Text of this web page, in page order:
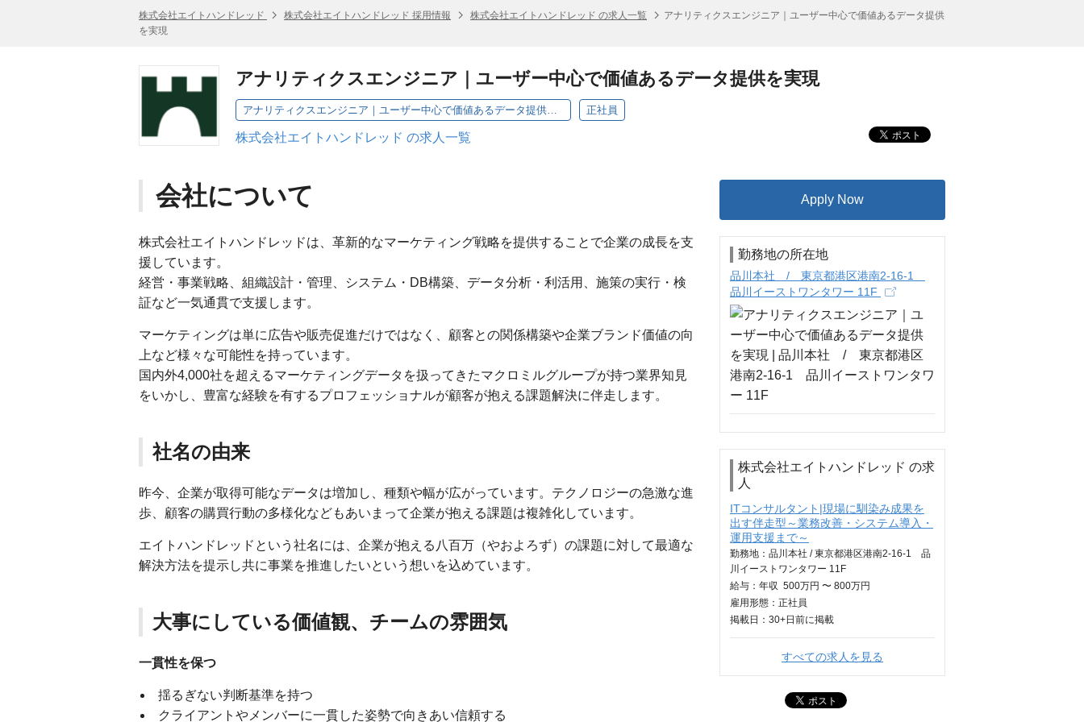
株式会社エイトハンドレッド 株式会社エイトハンドレッド 採用情報 株式会社エイトハンドレッド の求人一覧
アナリティクスエンジニア｜ユーザー中心で価値あるデータ提供
を実現
アナリティクスエンジニア｜ユーザー中心で価値あるデータ提供を実現
アナリティクスエンジニア｜ユーザー中心で価値あるデータ提供を実現 正社員
株式会社エイトハンドレッド の求人一覧
会社について
株式会社エイトハンドレッドは、革新的なマーケティング戦略を提供することで企業の成長を支
援しています。
経営・事業戦略、組織設計・管理、システム・DB構築、データ分析・利活用、施策の実行・検
証など一気通貫で支援します。
マーケティングは単に広告や販売促進だけではなく、顧客との関係構築や企業ブランド価値の向
上など様々な可能性を持っています。
国内外4,000社を超えるマーケティングデータを扱ってきたマクロミルグループが持つ業界知見
をいかし、豊富な経験を有するプロフェッショナルが顧客が抱える課題解決に伴走します。
社名の由来
昨今、企業が取得可能なデータは増加し、種類や幅が広がっています。テクノロジーの急激な進
歩、顧客の購買行動の多様化などもあいまって企業が抱える課題は複雑化しています。
エイトハンドレッドという社名には、企業が抱える八百万（やおよろず）の課題に対して最適な
解決方法を提示し共に事業を推進したいという想いを込めています。
大事にしている価値観、チームの雰囲気
一貫性を保つ
揺るぎない判断基準を持つ
クライアントやメンバーに一貫した姿勢で向きあい信頼する
Apply Now
勤務地の所在地
品川本社 / 東京都港区港南2-16-1
品川イーストワンタワー 11F
株式会社エイトハンドレッド の求
人
ITコンサルタント|現場に馴染み成果を
出す伴走型～業務改善・システム導入・
運用支援まで～
勤務地：品川本社 / 東京都港区港南2-16-1 品
川イーストワンタワー 11F
給与： 年収 500万円 〜 800万円
雇用形態：正社員
掲載日： 30+日 前に掲載
すべての求人を見る